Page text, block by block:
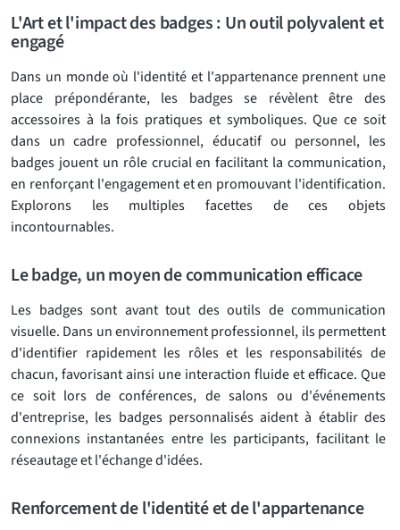
L'Art et l'impact des badges : Un outil polyvalent et
engagé
Dans un monde où l'identité et l'appartenance prennent une
place prépondérante, les badges se révèlent être des
accessoires à la fois pratiques et symboliques. Que ce soit
dans un cadre professionnel, éducatif ou personnel, les
badges jouent un rôle crucial en facilitant la communication,
en renforçant l'engagement et en promouvant l'identification.
Explorons les multiples facettes de ces objets
incontournables.
Le badge, un moyen de communication efficace
Les badges sont avant tout des outils de communication
visuelle. Dans un environnement professionnel, ils permettent
d'identifier rapidement les rôles et les responsabilités de
chacun, favorisant ainsi une interaction fluide et efficace. Que
ce soit lors de conférences, de salons ou d'événements
d'entreprise, les badges personnalisés aident à établir des
connexions instantanées entre les participants, facilitant le
réseautage et l'échange d'idées.
Renforcement de l'identité et de l'appartenance